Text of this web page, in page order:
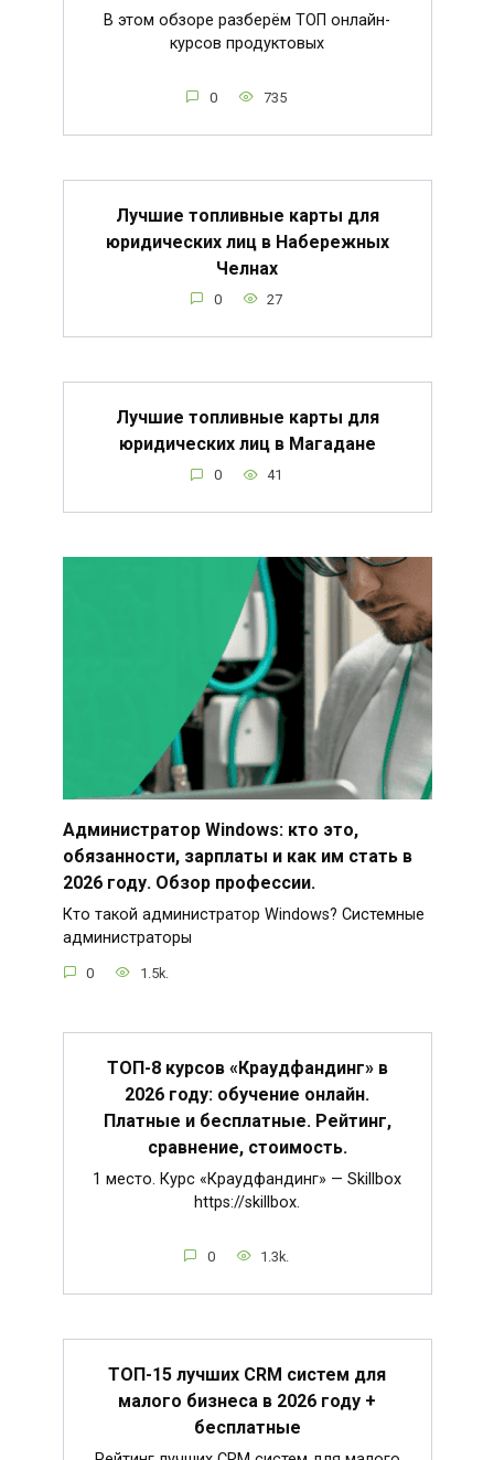
В этом обзоре разберём ТОП онлайн-
курсов продуктовых
0 735
Лучшие топливные карты для
юридических лиц в Набережных
Челнах
0 27
Лучшие топливные карты для
юридических лиц в Магадане
0 41
Администратор Windows: кто это,
обязанности, зарплаты и как им стать в
2026 году. Обзор профессии.
Кто такой администратор Windows? Системные
администраторы
0 1.5k.
ТОП-8 курсов «Краудфандинг» в
2026 году: обучение онлайн.
Платные и бесплатные. Рейтинг,
сравнение, стоимость.
1 место. Курс «Краудфандинг» — Skillbox
https://skillbox.
0 1.3k.
ТОП-15 лучших CRM систем для
малого бизнеса в 2026 году +
бесплатные